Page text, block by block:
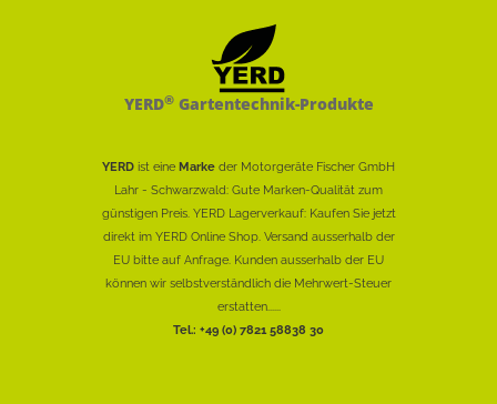
YERD®Gartentechnik-Produkte
YERD ist eine Marke der Motorgeräte Fischer GmbH
Lahr - Schwarzwald: Gute Marken-Qualität zum
günstigen Preis. YERD Lagerverkauf: Kaufen Sie jetzt
direkt im YERD Online Shop. Versand ausserhalb der
EU bitte auf Anfrage. Kunden ausserhalb der EU
können wir selbstverständlich die Mehrwert-Steuer
erstatten......
Tel.: +49 (0) 7821 58838 30